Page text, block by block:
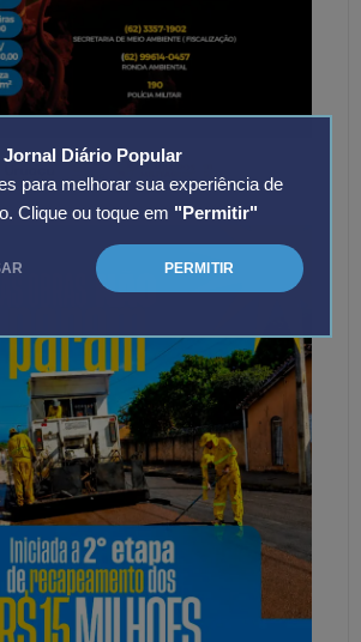
Jornal Diário Popular
para melhorar sua experiência de
Clique ou toque em "Permitir"
PERMITIR